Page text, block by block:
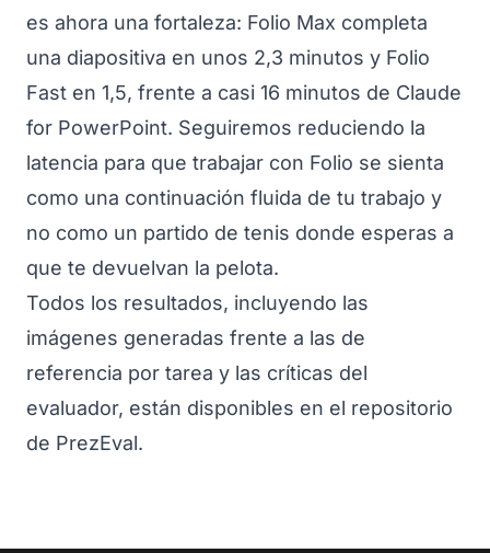
es ahora una fortaleza: Folio Max completa
una diapositiva en unos 2,3 minutos y Folio
Fast en 1,5, frente a casi 16 minutos de Claude
for PowerPoint. Seguiremos reduciendo la
latencia para que trabajar con Folio se sienta
como una continuación fluida de tu trabajo y
no como un partido de tenis donde esperas a
que te devuelvan la pelota.
Todos los resultados, incluyendo las
imágenes generadas frente a las de
referencia por tarea y las críticas del
evaluador, están disponibles en el repositorio
de PrezEval.